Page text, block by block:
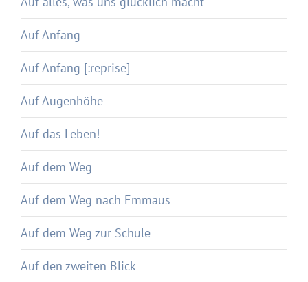
Auf Anfang
Auf Anfang [:reprise]
Auf Augenhöhe
Auf das Leben!
Auf dem Weg
Auf dem Weg nach Emmaus
Auf dem Weg zur Schule
Auf den zweiten Blick